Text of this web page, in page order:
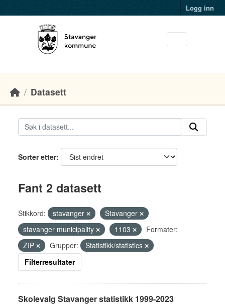
Logg inn
Datasett
Sorter etter
Fant 2 datasett
Stikkord: stavanger
Stavanger
stavanger municipality
1103
Formater:
ZIP
Grupper:
Statistikk/statistics
Filterresultater
Skolevalg Stavanger statistikk 1999-2023